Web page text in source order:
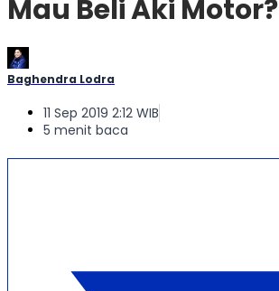
Mau Beli Aki
Baghendra Lodra
11 Sep 2019 2:12 WIB
5 menit baca